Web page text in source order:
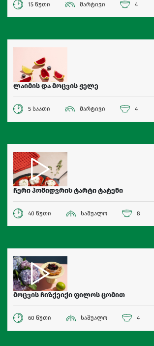
15 წუთი მარტივი 4
ლაიმის და მოცვის ჟელე
5 საათი მარტივი 4
ჩერი პომიდვრის ტარტი ტატენი
40 წუთი საშუალო 8
მოცვის ჩიზქეიქი ფილოს ცომით
60 წუთი საშუალო 4